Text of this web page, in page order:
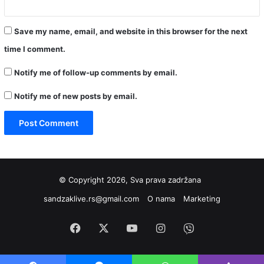
Save my name, email, and website in this browser for the next
time I comment.
Notify me of follow-up comments by email.
Notify me of new posts by email.
© Copyright 2026, Sva prava zadržana
sandzaklive.rs@gmail.com
O nama Marketing
Facebook YouTubeInstagram
Viber